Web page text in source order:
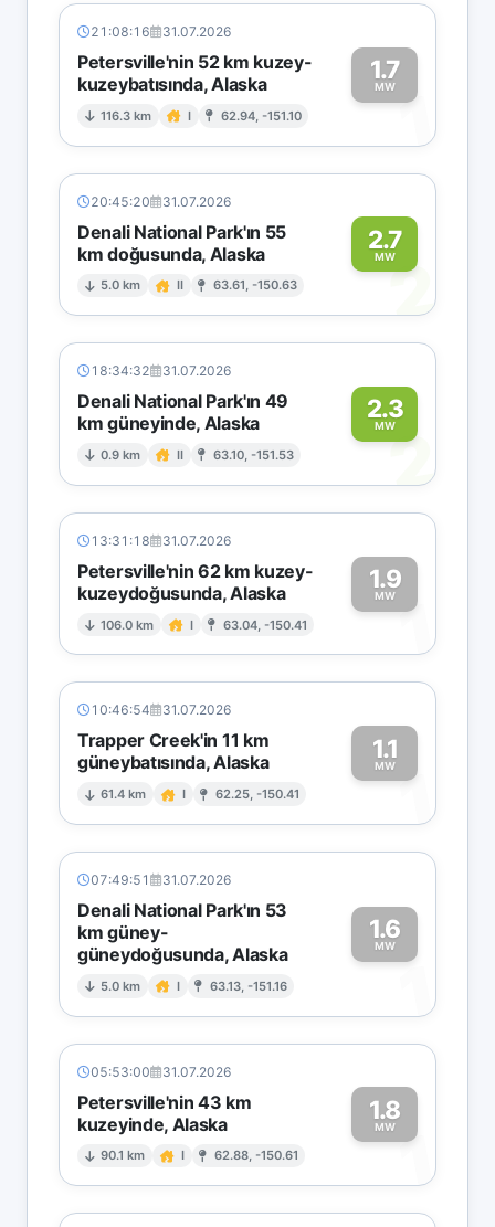
21:08:16 31.07.2026
Petersville'nin 52 km kuzey-
kuzeybatısında, Alaska
116.3 km I 62.94, -151.10
1.7
MW1
20:45:20 31.07.2026
Denali National Park'ın 55
km doğusunda, Alaska
5.0 km II 63.61, -150.63
2.7
MW2
18:34:32 31.07.2026
Denali National Park'ın 49
km güneyinde, Alaska
0.9 km II 63.10, -151.53
2.3
MW
2
13:31:18 31.07.2026
Petersville'nin 62 km kuzey-
kuzeydoğusunda, Alaska
106.0 km I 63.04, -150.41
1.9
MW1
10:46:54 31.07.2026
Trapper Creek'in 11 km
güneybatısında, Alaska
61.4 km I 62.25, -150.41
1.1
MW1
07:49:51 31.07.2026
Denali National Park'ın 53
km güney-
güneydoğusunda, Alaska
5.0 km I 63.13, -151.16
1.6
MW
1
05:53:00 31.07.2026
Petersville'nin 43 km
kuzeyinde, Alaska
90.1 km I 62.88, -150.61
1.8
MW1